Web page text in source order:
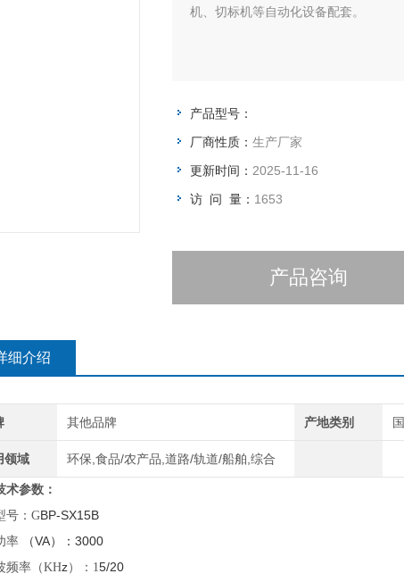
机、切标机等自动化设备配套。
产品型号：
厂商性质： 生产厂家
更新时间： 2025-11-16
访 问 量： 1653
产品咨询
细介绍
其他品牌 产地类别
领域 环保,食品/农产品,道路/轨道/船舶,综合
术参数：
号： GBP-SX15B
率 （VA）： 3000
频率（KHz）： 15/20